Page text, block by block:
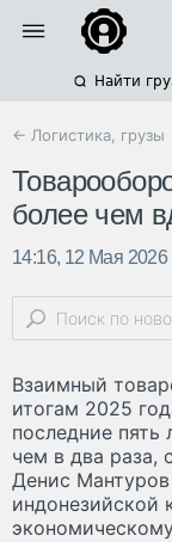
Найти
← Логистика, грузы
более чем
14:16, 12 Мая 2026
Взаимный
итогам 2025
последние пять
чем в два
Денис
индонезийской